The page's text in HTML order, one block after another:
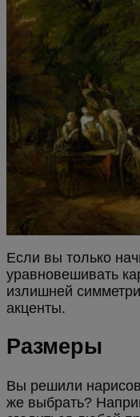
Если вы только
уравновешивать
излишней
акценты.
Размеры
Вы решили
же выбрать?